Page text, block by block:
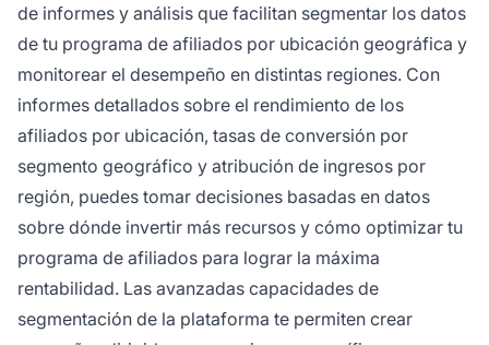
de informes y análisis que facilitan segmentar los datos
de tu programa de afiliados por ubicación geográfica y
monitorear el desempeño en distintas regiones. Con
informes detallados sobre el rendimiento de los
afiliados por ubicación, tasas de conversión por
segmento geográfico y atribución de ingresos por
región, puedes tomar decisiones basadas en datos
sobre dónde invertir más recursos y cómo optimizar tu
programa de afiliados para lograr la máxima
rentabilidad. Las avanzadas capacidades de
segmentación de la plataforma te permiten crear